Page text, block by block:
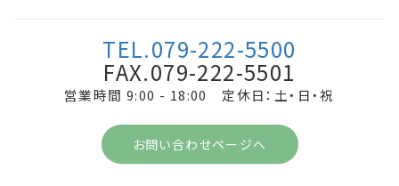
TEL.079-222-5500
FAX.079-222-5501
営業時間 9:00 - 18:00 定休日：土・日・祝
お問い合わせページへ